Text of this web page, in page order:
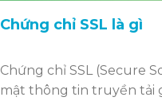
Chứng chỉ SSL là gì
Chứng chỉ SSL (Secure
mật thông tin truyền tải